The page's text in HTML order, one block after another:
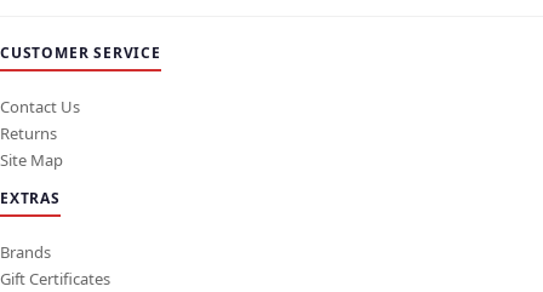
CUSTOMER SERVICE
Contact Us
Returns
Site Map
EXTRAS
Brands
Gift Certificates